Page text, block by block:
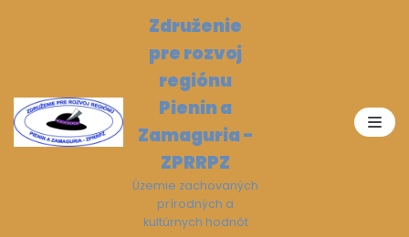
Združenie
pre rozvoj
regiónu
Pienin a
Zamaguria -
ZPRRPZ
Územie zachovaných
prírodných a
kultúrnych hodnôt